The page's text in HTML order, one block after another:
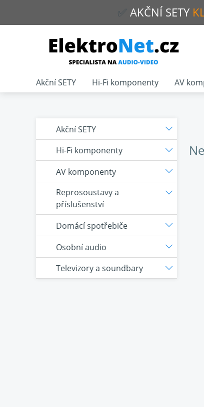
✅ AKČNÍ SETY
Akční SETY
Hi-Fi komponenty
AV komponenty
Reprosoustavy a
příslušenství
Domácí spotřebiče
Osobní audio
Televizory a soundbary
Akční SETY Hi-Fi komponenty AV